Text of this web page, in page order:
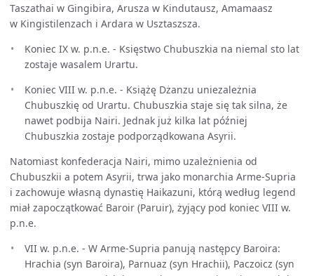
Taszathai w Gingibira, Arusza w Kindutausz, Amamaasz
w Kingistilenzach i Ardara w Usztaszsza.
Koniec IX w. p.n.e. - Księstwo Chubuszkia na niemal sto lat
zostaje wasalem Urartu.
Koniec VIII w. p.n.e. - Książę Dżanzu uniezależnia
Chubuszkię od Urartu. Chubuszkia staje się tak silna, że
nawet podbija Nairi. Jednak już kilka lat później
Chubuszkia zostaje podporządkowana Asyrii.
Natomiast konfederacja Nairi, mimo uzależnienia od
Chubuszkii a potem Asyrii, trwa jako monarchia Arme-Supria
i zachowuje własną dynastię Haikazuni, którą według legend
miał zapoczątkować Baroir (Paruir), żyjący pod koniec VIII w.
p.n.e.
VII w. p.n.e. - W Arme-Supria panują następcy Baroira:
Hrachia (syn Baroira), Parnuaz (syn Hrachii), Paczoicz (syn